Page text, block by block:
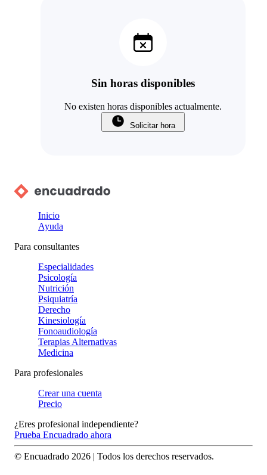
Sin horas disponibles
No existen horas disponibles actualmente.
Solicitar hora
Inicio
Ayuda
Para consultantes
Especialidades
Psicología
Nutrición
Psiquiatría
Derecho
Kinesiología
Fonoaudiología
Terapias Alternativas
Medicina
Para profesionales
Crear una cuenta
Precio
¿Eres profesional independiente?
Prueba Encuadrado ahora
© Encuadrado 2026 | Todos los derechos reservados.